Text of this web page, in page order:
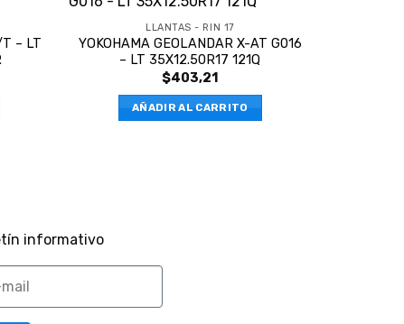
– LT
LLANTAS - RIN 17
YOKOHAMA GEOLANDAR X-AT G016
– LT 35X12.50R17 121Q
$403,21
AÑADIR AL CARRITO
informativo